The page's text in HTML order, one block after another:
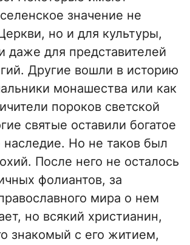
значение не
но и для культуры,
даже для представителей
Другие вошли в историю
монашества или как
пороков светской
святые оставили богатое
Но не таков был
После него не осталось
фолиантов, за
мира о нем
но всякий христианин,
знакомый с его житием,